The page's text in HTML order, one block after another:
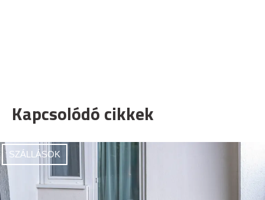
Kapcsolódó cikkek
SZÁLLÁSOK